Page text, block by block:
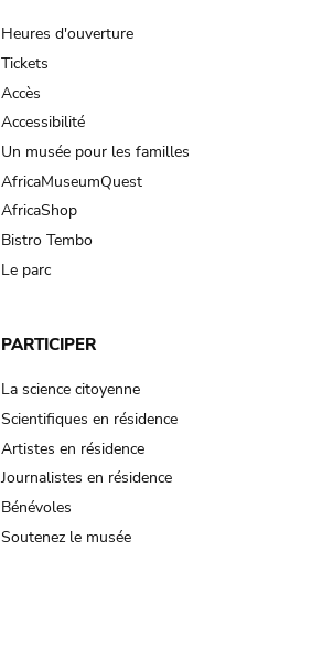
navigation
Heures d'ouverture
Tickets
Accès
Accessibilité
Un musée pour les familles
AfricaMuseumQuest
AfricaShop
Bistro Tembo
Le parc
PARTICIPER
La science citoyenne
Scientifiques en résidence
Artistes en résidence
Journalistes en résidence
Bénévoles
Soutenez le musée